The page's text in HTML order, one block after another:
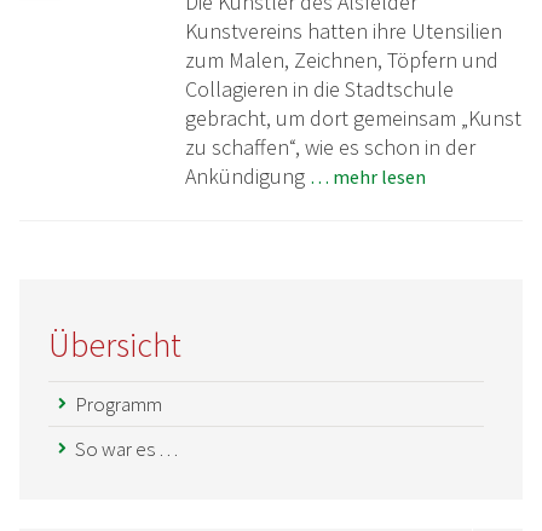
Kunstvereins hatten ihre Utensilien
zum Malen, Zeichnen, Töpfern und
Collagieren in die Stadtschule
gebracht, um dort gemeinsam „Kunst
zu schaffen“, wie es schon in der
Ankündigung … mehr lesen
Übersicht
Programm
So war es …